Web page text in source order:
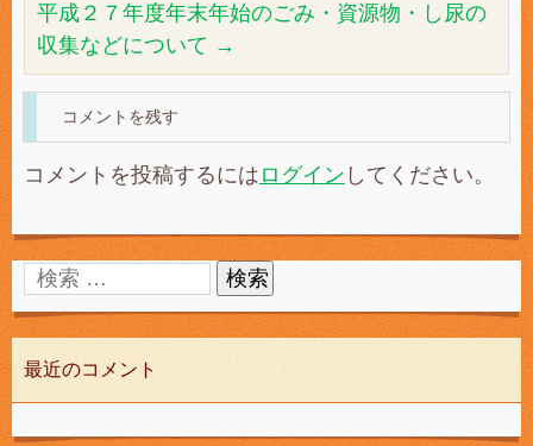
平成２７年度年末年始のごみ・資源物・し尿の
収集などについて →
コメントを残す
コメントを投稿するには ログイン してください。
最近のコメント